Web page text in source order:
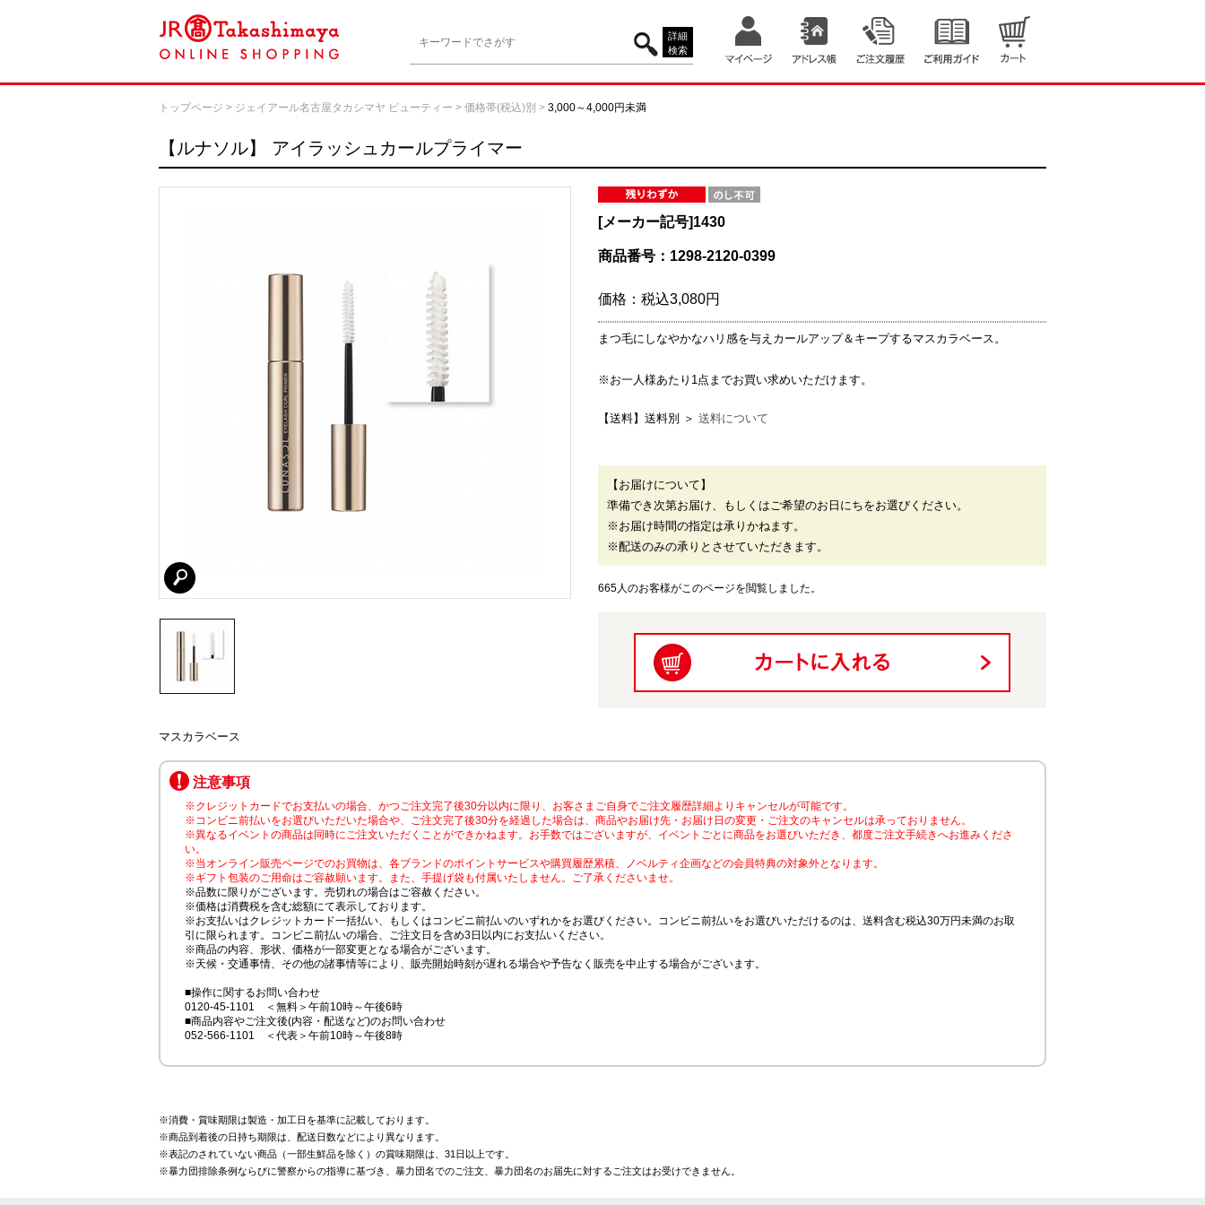
詳細
検索
トップページ > ジェイアール名古屋タカシマヤ ビューティー > 価格帯(税込)別 > 3,000～4,000円未満
【ルナソル】 アイラッシュカールプライマー
[メーカー記号]1430
商品番号：1298-2120-0399
価格： 税込3,080円
まつ毛にしなやかなハリ感を与えカールアップ＆キープするマスカラベース。
※お一人様あたり1点までお買い求めいただけます。
【送料】送料別 ＞ 送料について
【お届けについて】
準備でき次第お届け、もしくはご希望のお日にちをお選びください。
※お届け時間の指定は承りかねます。
※配送のみの承りとさせていただきます。
665人のお客様がこのページを閲覧しました。
マスカラベース
注意事項
※クレジットカードでお支払いの場合、かつご注文完了後30分以内に限り、お客さまご自身でご注文履歴詳細よりキャンセルが可能です。
※コンビニ前払いをお選びいただいた場合や、ご注文完了後30分を経過した場合は、商品やお届け先・お届け日の変更・ご注文のキャンセルは承っておりません。
※異なるイベントの商品は同時にご注文いただくことができかねます。お手数ではございますが、イベントごとに商品をお選びいただき、都度ご注文手続きへお進みくださ
い。
※当オンライン販売ページでのお買物は、各ブランドのポイントサービスや購買履歴累積、ノベルティ企画などの会員特典の対象外となります。
※ギフト包装のご用命はご容赦願います。また、手提げ袋も付属いたしません。ご了承くださいませ。
※品数に限りがございます。売切れの場合はご容赦ください。
※価格は消費税を含む総額にて表示しております。
※お支払いはクレジットカード一括払い、もしくはコンビニ前払いのいずれかをお選びください。コンビニ前払いをお選びいただけるのは、送料含む税込30万円未満のお取
引に限られます。コンビニ前払いの場合、ご注文日を含め3日以内にお支払いください。
※商品の内容、形状、価格が一部変更となる場合がございます。
※天候・交通事情、その他の諸事情等により、販売開始時刻が遅れる場合や予告なく販売を中止する場合がございます。
■操作に関するお問い合わせ
0120-45-1101 ＜無料＞午前10時～午後6時
■商品内容やご注文後(内容・配送など)のお問い合わせ
052-566-1101 ＜代表＞午前10時～午後8時
※消費・賞味期限は製造・加工日を基準に記載しております。
※商品到着後の日持ち期限は、配送日数などにより異なります。
※表記のされていない商品（一部生鮮品を除く）の賞味期限は、31日以上です。
※暴力団排除条例ならびに警察からの指導に基づき、暴力団名でのご注文、暴力団名のお届先に対するご注文はお受けできません。